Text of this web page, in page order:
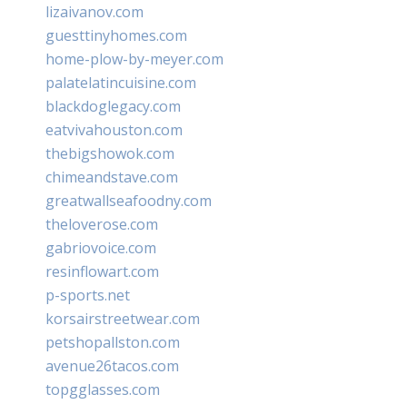
lizaivanov.com
guesttinyhomes.com
home-plow-by-meyer.com
palatelatincuisine.com
blackdoglegacy.com
eatvivahouston.com
thebigshowok.com
chimeandstave.com
greatwallseafoodny.com
theloverose.com
gabriovoice.com
resinflowart.com
p-sports.net
korsairstreetwear.com
petshopallston.com
avenue26tacos.com
topgglasses.com